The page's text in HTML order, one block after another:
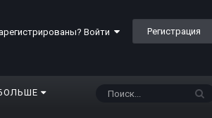
Войти Регистрация